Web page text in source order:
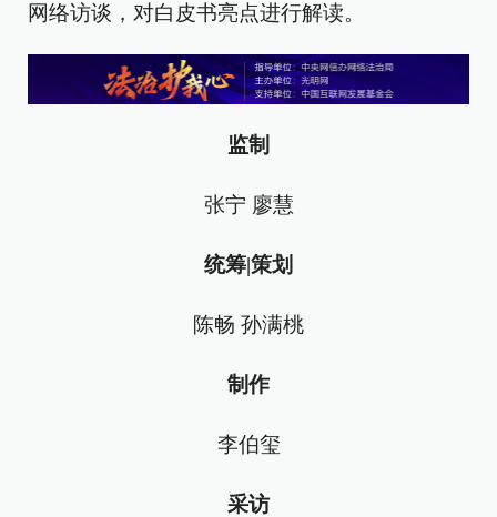
网络访谈，对白皮书亮点进行解读。
监制
张宁 廖慧
统筹|策划
陈畅 孙满桃
制作
李伯玺
采访